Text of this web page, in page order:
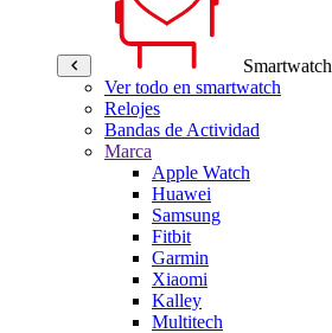
Smartwatch
Ver todo en smartwatch
Relojes
Bandas de Actividad
Marca
Apple Watch
Huawei
Samsung
Fitbit
Garmin
Xiaomi
Kalley
Multitech